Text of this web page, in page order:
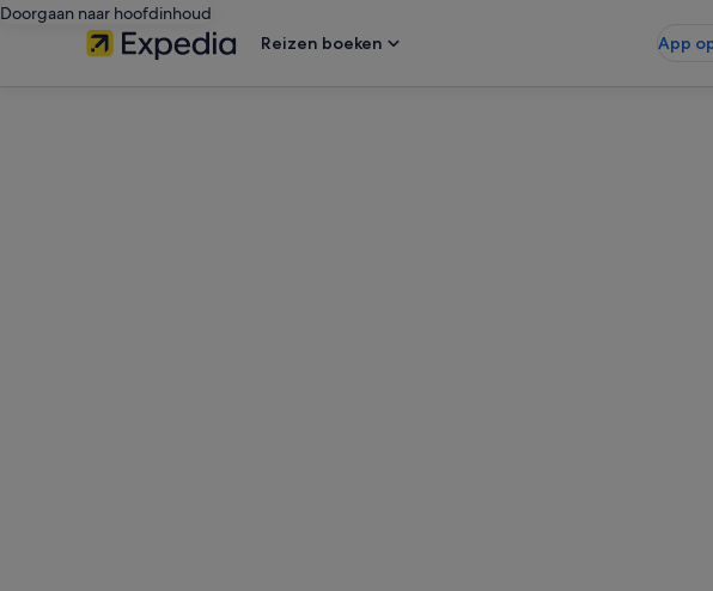
Doorgaan naar hoofdinhoud
Reizen boeken
App